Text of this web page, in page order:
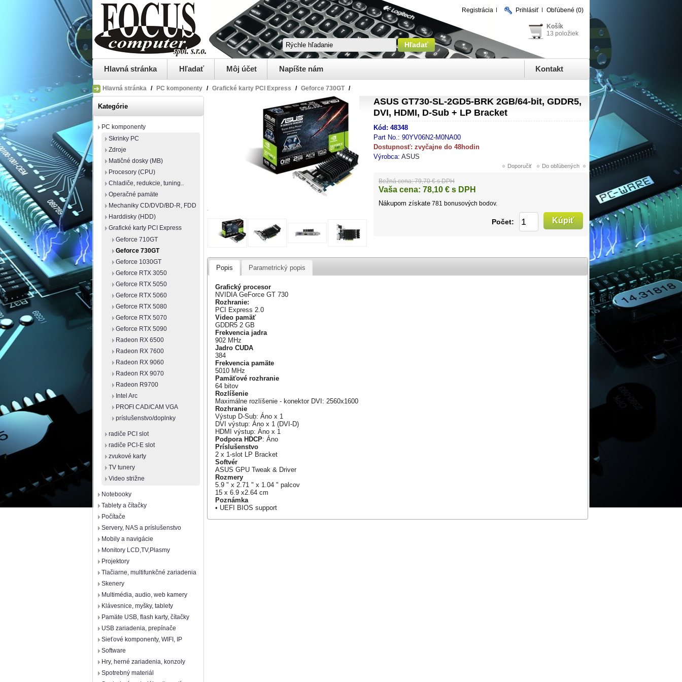
Registrácia Prihlásiť Obľúbené (0)
Košík
13 položiek
Hlavná stránka Hľadať Môj účet Napíšte nám Kontakt
Hlavná stránka / PC komponenty / Grafické karty PCI Express / Geforce 730GT /
Kategórie
PC komponenty
Skrinky PC
Zdroje
Matičné dosky (MB)
Procesory (CPU)
Chladiče, redukcie, tuning..
Operačné pamäte
Mechaniky CD/DVD/BD-R, FDD
Harddisky (HDD)
Grafické karty PCI Express
Geforce 710GT
Geforce 730GT
Geforce 1030GT
Geforce RTX 3050
Geforce RTX 5050
Geforce RTX 5060
Geforce RTX 5080
Geforce RTX 5070
Geforce RTX 5090
Radeon RX 6500
Radeon RX 7600
Radeon RX 9060
Radeon RX 9070
Radeon R9700
Intel Arc
PROFI CAD/CAM VGA
príslušenstvo/doplnky
radiče PCI slot
radiče PCI-E slot
zvukové karty
TV tunery
Video strižne
Notebooky
Tablety a čítačky
Počítače
Servery, NAS a príslušenstvo
Mobily a navigácie
Monitory LCD,TV,Plasmy
Projektory
Tlačiarne, multifunkčné zariadenia
Skenery
Multimédia, audio, web kamery
Klávesnice, myšky, tablety
Pamäte USB, flash karty, čítačky
USB zariadenia, prepínače
Sieťové komponenty, WIFI, IP
Software
Hry, herné zariadenia, konzoly
Spotrebný materiál
ASUS GT730-SL-2GD5-BRK 2GB/64-bit, GDDR5,
DVI, HDMI, D-Sub + LP Bracket
Kód: 48348
Part No.: 90YV06N2-M0NA00
Dostupnosť: zvyčajne do 48hodin
Výrobca: ASUS
Bežná cena: 79,70 € s DPH
Vaša cena: 78,10 € s DPH
Nákupom získate 781 bonusových bodov.
Počet:
Popis Parametrický popis
Grafický procesor
NVIDIA GeForce GT 730
Rozhranie:
PCI Express 2.0
Video pamäť
GDDR5 2 GB
Frekvencia jadra
902 MHz
Jadro CUDA
384
Frekvencia pamäte
5010 MHz
Pamäťové rozhranie
64 bitov
Rozlíšenie
Maximálne rozlíšenie - konektor DVI: 2560x1600
Rozhranie
Výstup D-Sub: Áno x 1
DVI výstup: Áno x 1 (DVI-D)
HDMI výstup: Áno x 1
Podpora HDCP: Áno
Príslušenstvo
2 x 1-slot LP Bracket
Softvér
ASUS GPU Tweak & Driver
Rozmery
5.9 " x 2.71 " x 1.04 " palcov
15 x 6.9 x2.64 cm
Poznámka
• UEFI BIOS support